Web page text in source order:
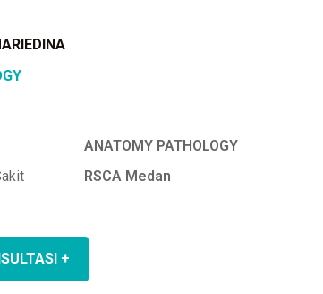
ANATOMY PATHOLOGY
RSCA Medan
+